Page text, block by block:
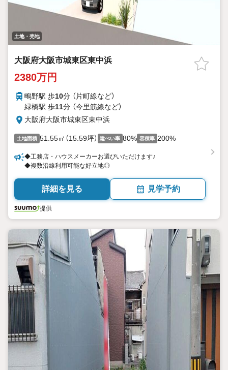
土地・売地
大阪府大阪市城東区東中浜
2380万円
鴫野駅 歩10分 （片町線など）
緑橋駅 歩11分 （今里筋線など）
大阪府大阪市城東区東中浜
土地面積 51.55㎡（15.59坪） 建ぺい率 80% 容積率 200%
◆工務店・ハウスメーカーお選びいただけます♪
◆複数沿線利用可能な好立地◎
詳細を見る 見学予約
提供